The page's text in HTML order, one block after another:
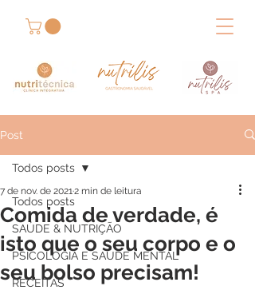
Post
Todos posts
SAÚDE & NUTRIÇÃO
PSICOLOGIA E SAÚDE MENTAL
RECEITAS
Todos posts
Comida de verdade, é
isto que o seu corpo e o
seu bolso precisam!
7 de nov. de 20212 min de leitura